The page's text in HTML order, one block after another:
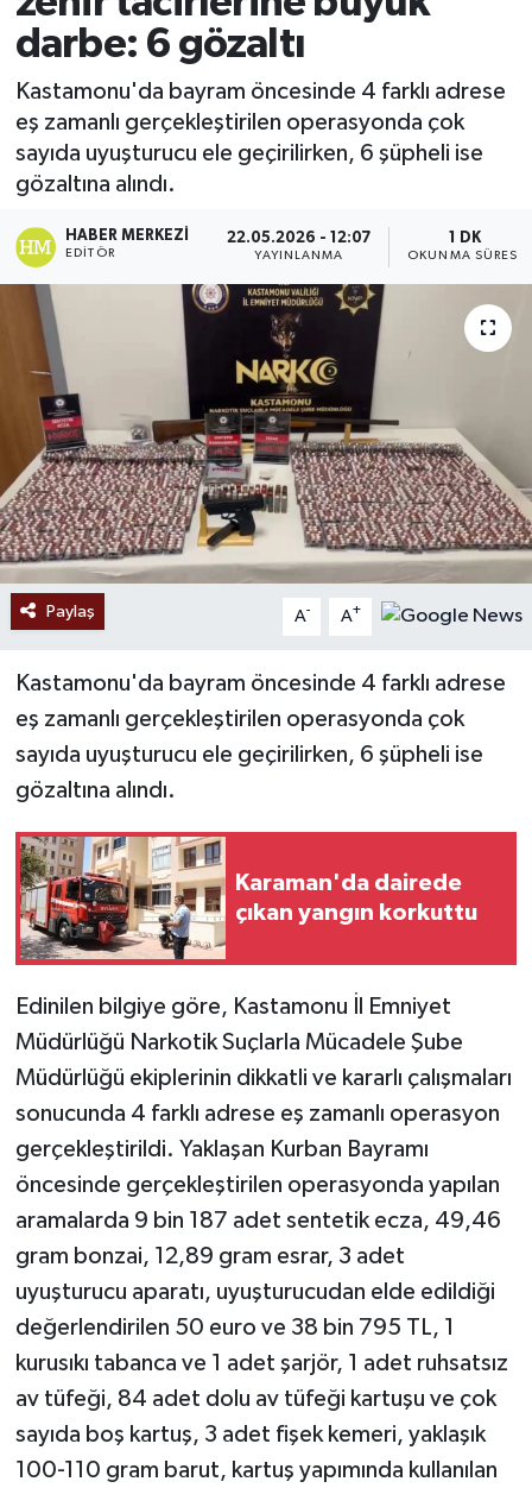
darbe: 6 gözaltı
Kastamonu'da bayram öncesinde 4 farklı adrese
eş zamanlı gerçekleştirilen operasyonda çok
sayıda uyuşturucu ele geçirilirken, 6 şüpheli ise
gözaltına alındı.
HABER MERKEZI
EDITÖR
22.05.2026 - 12:07
YAYINLANMA
1 DK
OKUNMA SÜRESI
Paylaş A- A+
Kastamonu'da bayram öncesinde 4 farklı adrese
eş zamanlı gerçekleştirilen operasyonda çok
sayıda uyuşturucu ele geçirilirken, 6 şüpheli ise
gözaltına alındı.
Karaman'da dairede
çıkan yangın korkuttu
Edinilen bilgiye göre, Kastamonu İl Emniyet
Müdürlüğü Narkotik Suçlarla Mücadele Şube
Müdürlüğü ekiplerinin dikkatli ve kararlı çalışmaları
sonucunda 4 farklı adrese eş zamanlı operasyon
gerçekleştirildi. Yaklaşan Kurban Bayramı
öncesinde gerçekleştirilen operasyonda yapılan
aramalarda 9 bin 187 adet sentetik ecza, 49,46
gram bonzai, 12,89 gram esrar, 3 adet
uyuşturucu aparatı, uyuşturucudan elde edildiği
değerlendirilen 50 euro ve 38 bin 795 TL, 1
kurusıkı tabanca ve 1 adet şarjör, 1 adet ruhsatsız
av tüfeği, 84 adet dolu av tüfeği kartuşu ve çok
sayıda boş kartuş, 3 adet fişek kemeri, yaklaşık
100-110 gram barut, kartuş yapımında kullanılan
Ekonomi
Sağlık
Tokat Haber